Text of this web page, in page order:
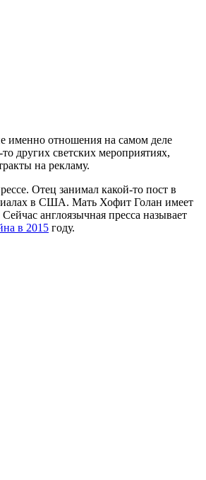
именно отношения на самом деле
других светских мероприятиях,
на рекламу.
Отец занимал какой-то пост в
в США. Мать Хофит Голан имеет
англоязычная пресса называет
в 2015 году.